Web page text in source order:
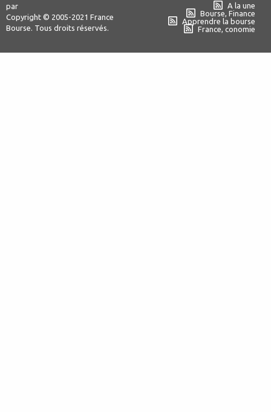
par
Copyright © 2005-2021 France
Bourse. Tous droits réservés.
A la une
Bourse, Finance
Apprendre la bourse
France, conomie